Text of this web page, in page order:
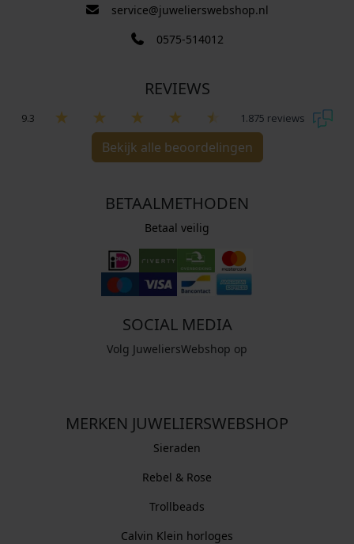
service@juwelierswebshop.nl
0575-514012
REVIEWS
9.3 1.875 reviews
Bekijk alle beoordelingen
BETAALMETHODEN
Betaal veilig
SOCIAL MEDIA
Volg JuweliersWebshop op
MERKEN JUWELIERSWEBSHOP
Sieraden
Rebel & Rose
Trollbeads
Calvin Klein horloges